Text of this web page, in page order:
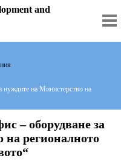
and
нуждите на Министерство на
– оборудване за
регионалното